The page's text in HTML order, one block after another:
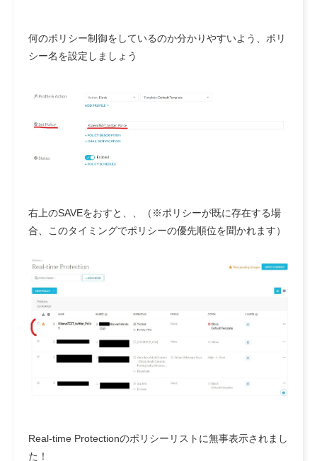
何のポリシー制御をしているのか分かりやすいよう、ポリ
シー名を設定しましょう
右上のSAVEをおすと、、（※ポリシーが既に存在する場
合、このタイミングでポリシーの優先順位を聞かれます）
Real-time Protectionのポリシーリストに無事表示されまし
た！